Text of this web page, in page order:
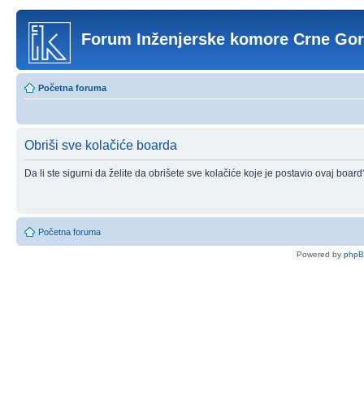
Forum Inženjerske komore Crne
Početna foruma
Obriši sve kolačiće boarda
Da li ste sigurni da želite da obrišete sve kolačiće koje je postavio ovaj
Početna foruma
Powered by